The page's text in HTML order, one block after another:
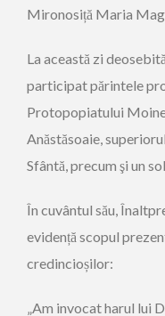
Mironosiță Maria
La această zi
participat părintele
Protopopiatului
Anăstăsoaie,
Sfântă, precum şi un
În cuvântul său,
evidență scopul
credincioșilor:
„Am invocat harul lui